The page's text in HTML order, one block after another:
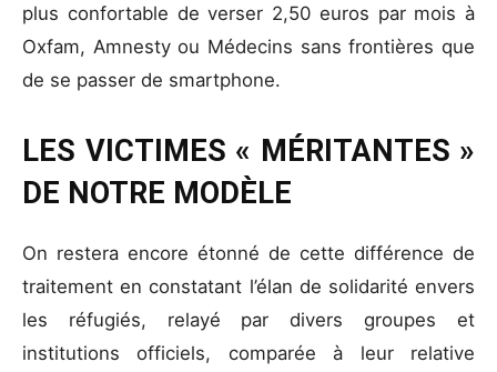
plus confortable de verser 2,50 euros par mois à
Oxfam, Amnesty ou Médecins sans frontières que
de se passer de smartphone.
LES VICTIMES « MÉRITANTES »
DE NOTRE MODÈLE
On restera encore étonné de cette différence de
traitement en constatant l’élan de solidarité envers
les réfugiés, relayé par divers groupes et
institutions officiels, comparée à leur relative